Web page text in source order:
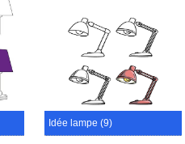
Idée lampe (9)